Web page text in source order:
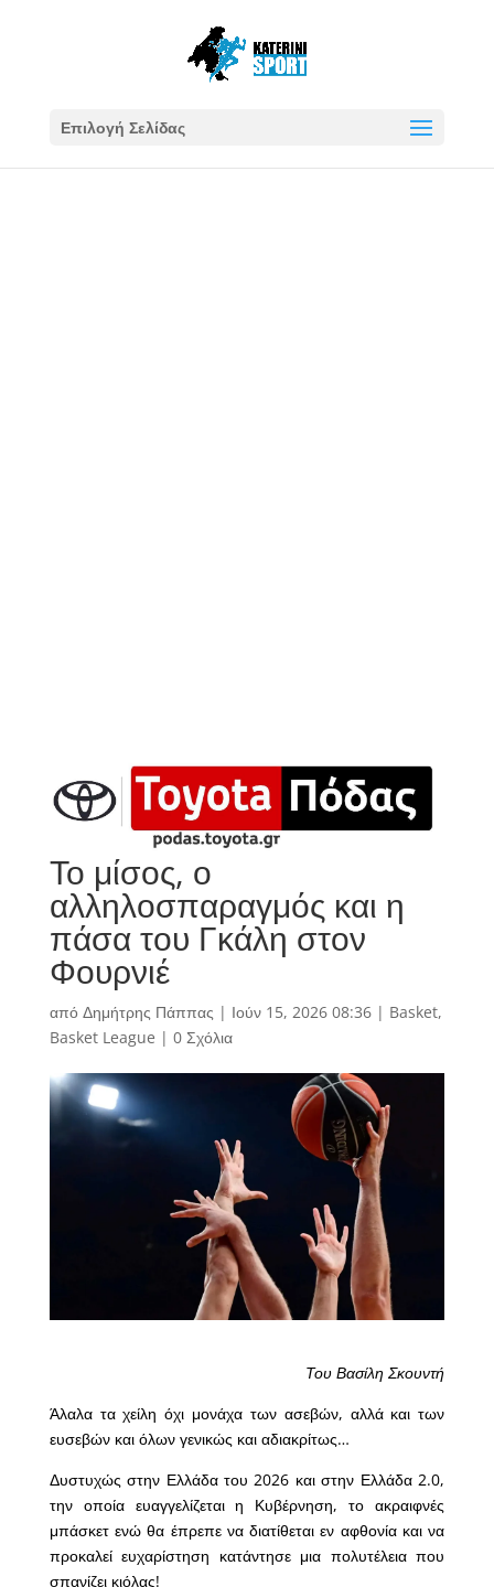
Επιλογή Σελίδας
Το μίσος, ο
αλληλοσπαραγμός και η
πάσα του Γκάλη στον
Φουρνιέ
από Δημήτρης Πάππας | Ιούν 15, 2026 08:36| Basket,
Basket League | 0 Σχόλια
Του Βασίλη Σκουντή
Άλαλα τα χείλη όχι μονάχα των ασεβών, αλλά και των
ευσεβών και όλων γενικώς και αδιακρίτως…
Δυστυχώς στην Ελλάδα του 2026 και στην Ελλάδα 2.0,
την οποία ευαγγελίζεται η Κυβέρνηση, το ακραιφνές
μπάσκετ ενώ θα έπρεπε να διατίθεται εν αφθονία και να
προκαλεί ευχαρίστηση κατάντησε μια πολυτέλεια που
σπανίζει κιόλας!